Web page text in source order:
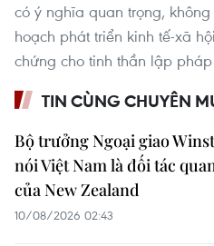
có ý nghĩa quan trọng,
hoạch phát triển kinh tế-xã
chứng cho tinh thần lập
TIN CÙNG CHUYÊN
Bộ trưởng Ngoại giao
nói Việt Nam là đối tác
của New Zealand
10/08/2026 02:43